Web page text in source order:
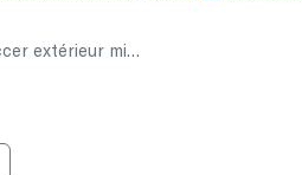
Soccer extérieur mixte – Les Capitaines du Cégep de Matane remportent le championnat 2019